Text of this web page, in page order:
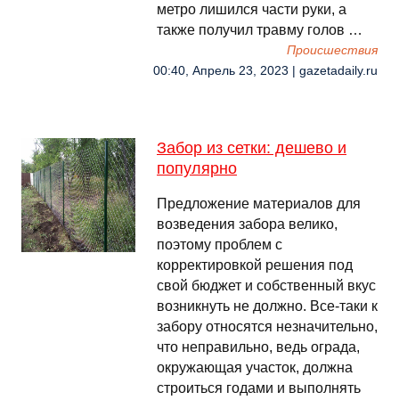
метро лишился части руки, а
также получил травму голов …
Происшествия
00:40, Апрель 23, 2023 | gazetadaily.ru
Забор из сетки: дешево и
популярно
Предложение материалов для
возведения забора велико,
поэтому проблем с
корректировкой решения под
свой бюджет и собственный вкус
возникнуть не должно. Все-таки к
забору относятся незначительно,
что неправильно, ведь ограда,
окружающая участок, должна
строиться годами и выполнять